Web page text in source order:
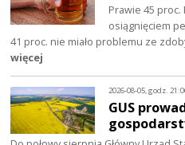
Prawie 45
osiągnięciem
41 proc. nie miało problemu ze
więcej
2026-08-05, godz.
GUS